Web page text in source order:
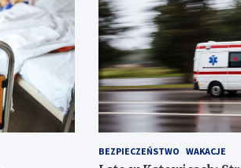
BEZPIECZEŃSTWO WAKACJE